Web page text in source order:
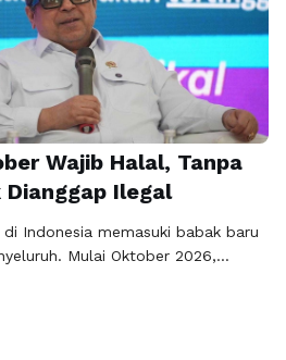
Wajib Halal, Tanpa
Ilegal
Indonesia memasuki babak baru
Mulai Oktober 2026,
tersebut akan